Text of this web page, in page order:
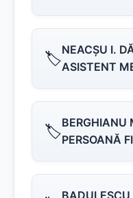
🏷️NEACŞU I.
ASISTENT
🏷️BERGHIANU
PERSOANĂ